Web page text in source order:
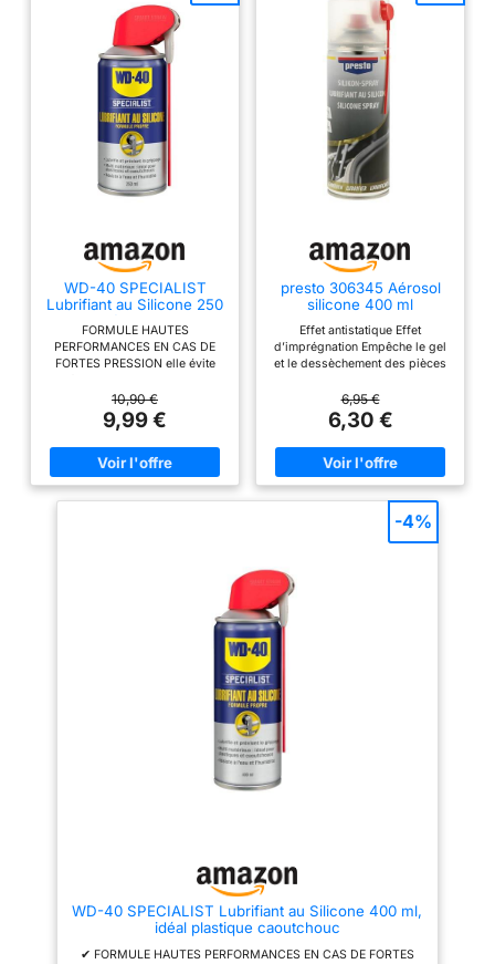
WD-40 SPECIALIST
Lubrifiant au Silicone 250
caoutchouc
FORMULE HAUTES
PERFORMANCES EN CAS DE
FORTES PRESSION elle évite
pièces mobiles FORMULE
PROPRE sa formule sèche en un
film dur transparent ne laissant
pas de résidus et n'attirant pas
les salissures telles que la
poussière par exemple
utilisable de -35°C à 200°C et
10,90 €
9,99 €
presto 306345 Aérosol
silicone 400 ml
Effet antistatique Effet
d’imprégnation Empêche le gel
et le dessèchement des pièces
crissement des pièces en
plastique Résistant aux
conditions météorologiques
Température de fonctionnement
comprise entre -5 °C et +2 °C
6,95 €
6,30 €
WD-40 SPECIALIST Lubrifiant au Silicone 400 ml,
idéal plastique caoutchouc
✔ FORMULE HAUTES PERFORMANCES EN CAS DE FORTES
-4%